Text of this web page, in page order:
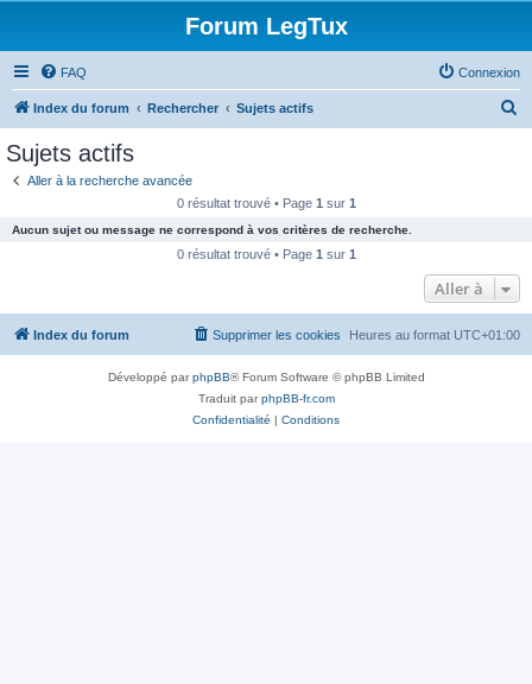
Forum LegTux
FAQ Connexion
Index du forum Rechercher Sujets actifs
c
e
Sujets actifs
Aller à la recherche avancée
0 résultat trouvé • Page 1 sur 1
Aucun sujet ou message ne correspond à vos critères de recherche.
0 résultat trouvé • Page 1 sur 1
Aller à
Index du forum Heures au format UTC+01:00
Supprimer les cookies
Développé parphpBB® Forum Software © phpBB Limited
Traduit parphpBB-fr.com
Confidentialité | Conditions